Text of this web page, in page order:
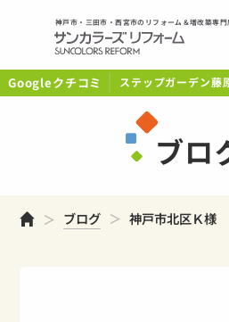
神戸市・三田市・西宮市のリフォーム＆増改築専門
Googleクチコミ ステップガーデン藤
ブロ
ホームブログ 神戸市北区Ｋ様